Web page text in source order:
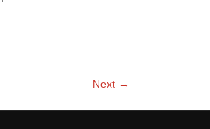
Next →